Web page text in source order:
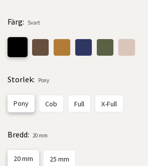
Färg: Svart
Storlek: Pony
Pony Cob Full X-Full
Bredd: 20 mm
20 mm 25 mm